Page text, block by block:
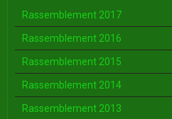
Rassemblement 2017
Rassemblement 2016
Rassemblement 2015
Rassemblement 2014
Rassemblement 2013